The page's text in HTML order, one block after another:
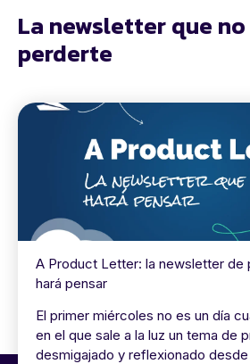
La newsletter que
perderte
A Product Letter: la newsletter de
hará pensar
El primer miércoles no es un día
en el que sale a la luz un tema de
desmigajado y reflexionado